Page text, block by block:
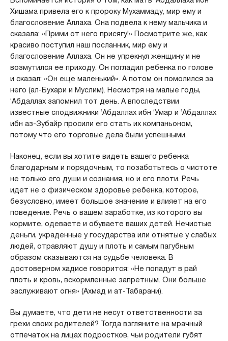
Хишама привела его к пророку Мухаммаду, мир ему и
благословение Аллаха. Она подвела к нему мальчика и
сказала: «Прими от него присягу!» Посмотрите же, как
красиво поступил наш посланник, мир ему и
благословение Аллаха. Он не упрекнул женщину и не
возмутился ее приходу. Он погладил ребенка по голове
и сказал: «Он еще маленький». А потом он помолился за
него (ал-Бухари и Муслим). Несмотря на малые годы,
‘Абдаллах запомнил тот день. А впоследствии
известные сподвижники ‘Абдаллах ибн ‘Умар и ‘Абдаллах
ибн аз-Зубайр просили его стать их компаньоном,
потому что его торговые дела были успешными.
Наконец, если вы хотите видеть вашего ребенка
благодарным и порядочным, то позаботьтесь о чистоте
не только его души и сознания, но и его плоти. Речь
идет не о физическом здоровье ребенка, которое,
безусловно, имеет большое значение и влияет на его
поведение. Речь о вашем заработке, из которого вы
кормите, одеваете и обуваете ваших детей. Нечистые
деньги, украденные у государства или отнятые у слабых
людей, отравляют душу и плоть и самым пагубным
образом сказываются на судьбе человека. В
достоверном хадисе говорится: «Не попадут в рай
плоть и кровь, вскормленные запретным. Они больше
заслуживают огня» (Ахмад и ат-Табарани).
Вы думаете, что дети не несут ответственности за
грехи своих родителей? Тогда взгляните на мрачный
отпечаток на лицах подростков, чьи родители губят